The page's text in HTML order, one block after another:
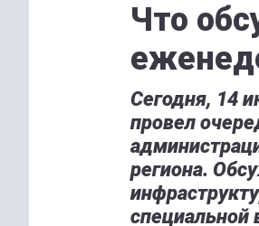
Что
Сегодня, 14
провел
региона.
специальной